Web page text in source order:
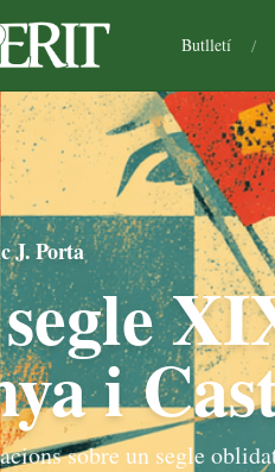
Butlletí /
J. Porta
i
sobre un segle